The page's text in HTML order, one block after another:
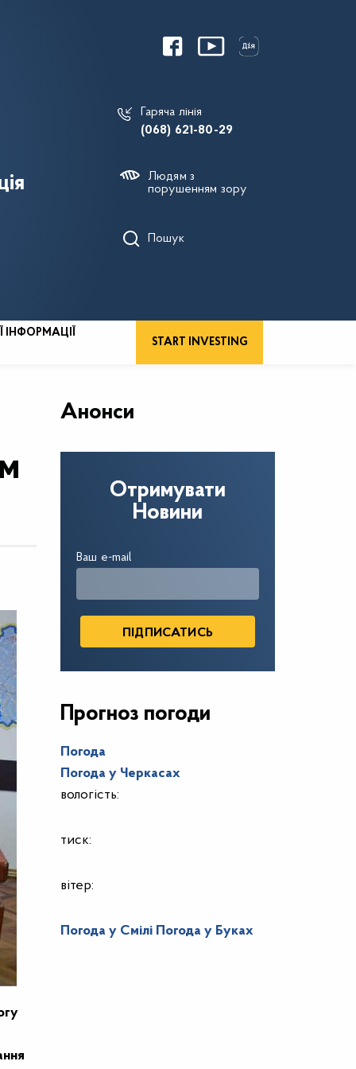
Гаряча лінія
(068) 621-80-29
Людям з
порушенням зору
Пошук
START INVESTING
Анонси
Отримувати
Новини
Ваш e-mail
Прогноз погоди
Погода
Погода у Черкасах
вологість:
тиск:
вітер:
Погода у Смілі Погода у Буках